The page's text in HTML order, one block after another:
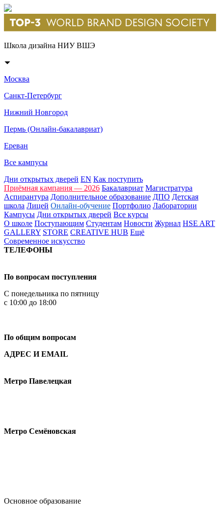
Школа дизайна НИУ ВШЭ
Москва
Санкт-Петербург
Нижний Новгород
Пермь (Онлайн-бакалавриат)
Ереван
Все кампусы
Дни открытых дверей EN Как поступить
Приёмная кампания — 2026 Бакалавриат Магистратура
Аспирантура Дополнительное образование ДПО Детская
школа Лицей Онлайн-обучение Портфолио Лаборатории
Кампусы Дни открытых дверей Все курсы
О школе Поступающим Студентам Новости Журнал HSE ART
GALLERY STORE CREATIVE HUB Ещё
Современное искусство
ТЕЛЕФОНЫ
По вопросам поступления
С понедельника по пятницу
с 10:00 до 18:00
По общим вопросам
АДРЕС И EMAIL
Метро Павелецкая
Метро Семёновская
Основное образование